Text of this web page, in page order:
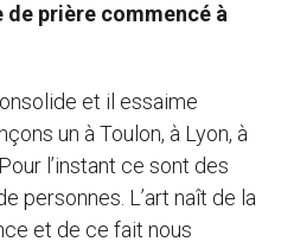
de prière commencé à
et il essaime
un à Toulon, à Lyon, à
l’instant ce sont des
personnes. L’art naît de la
et de ce fait nous